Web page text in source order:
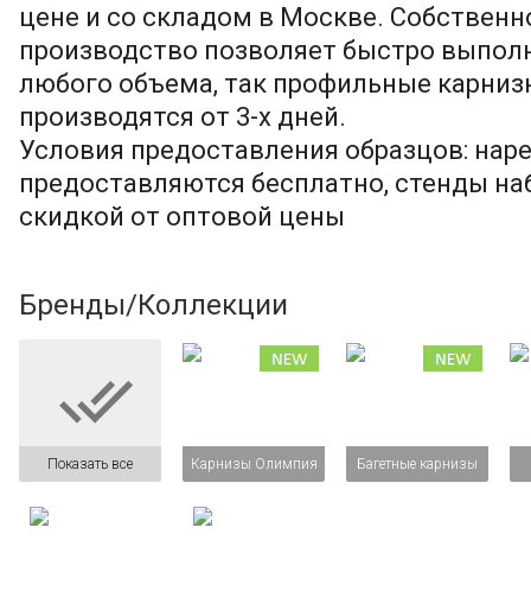
цене и со складом в Москве.
производство позволяет быстро
любого объема, так профильные
производятся от 3-х дней.
Условия предоставления образцов:
предоставляются бесплатно, стенды
скидкой от оптовой цены
Бренды/Коллекции

Показать все Карнизы Олимпия Багетные карнизы